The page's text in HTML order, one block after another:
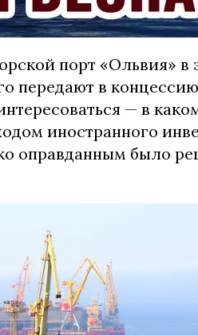
порт «Ольвия» в
передают в
— в
иностранного
оправданным было